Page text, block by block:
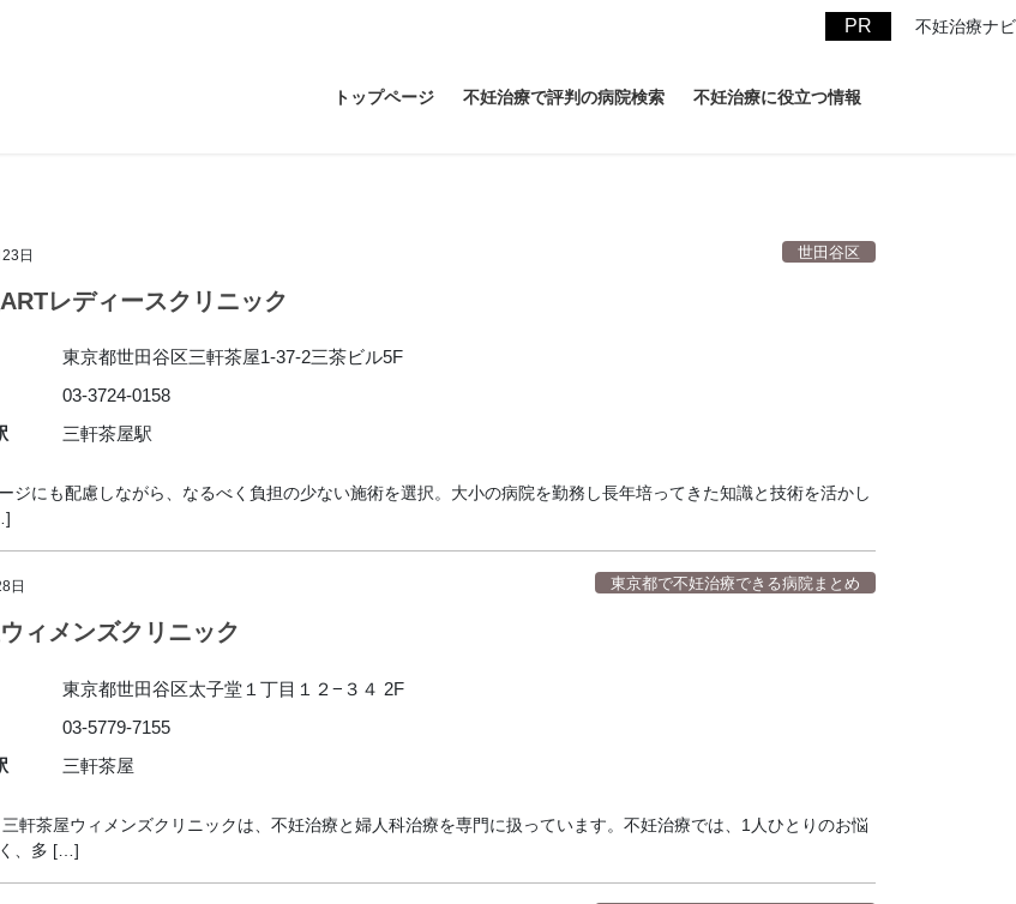
不妊治療ナビ
トップページ 不妊治療で評判の病院検索 不妊治療に役立つ情報
日 世田谷区
レディースクリニック
東京都世田谷区三軒茶屋1-37-2三茶ビル5F
03-3724-0158
三軒茶屋駅
にも配慮しながら、なるべく負担の少ない施術を選択。大小の病院を勤務し長年培ってきた知識と技術を活かし
日 東京都で不妊治療できる病院まとめ
ィメンズクリニック
東京都世田谷区太子堂１丁目１２−３４ 2F
03-5779-7155
三軒茶屋
軒茶屋ウィメンズクリニックは、不妊治療と婦人科治療を専門に扱っています。不妊治療では、1人ひとりのお悩
、多 […]